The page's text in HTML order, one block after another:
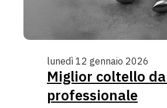
lunedì 12 gennaio 2026
Miglior coltello
professionale